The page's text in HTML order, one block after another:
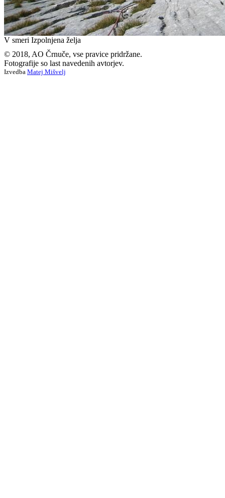
V smeri Izpolnjena želja
© 2018, AO Črnuče, vse pravice pridržane.
Fotografije so last navedenih avtorjev.
Izvedba Matej Mišvelj